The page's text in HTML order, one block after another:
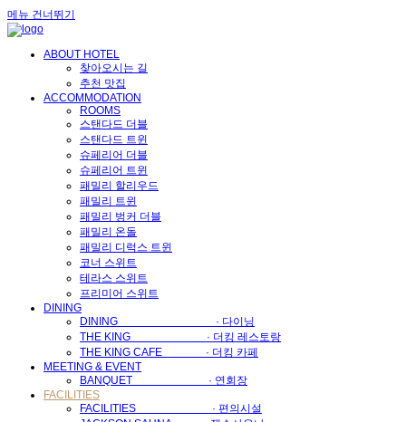
메뉴 건너뛰기
ABOUT HOTEL
찾아오시는 길
추천 맛집
ACCOMMODATION
ROOMS
스탠다드 더블
스탠다드 트윈
슈페리어 더블
슈페리어 트윈
패밀리 할리우드
패밀리 트윈
패밀리 벙커 더블
패밀리 온돌
패밀리 디럭스 트윈
코너 스위트
테라스 스위트
프리미어 스위트
DINING
DINING · 다이닝
THE KING · 더킹 레스토랑
THE KING CAFE · 더킹 카페
MEETING & EVENT
BANQUET · 연회장
FACILITIES
FACILITIES · 편의시설